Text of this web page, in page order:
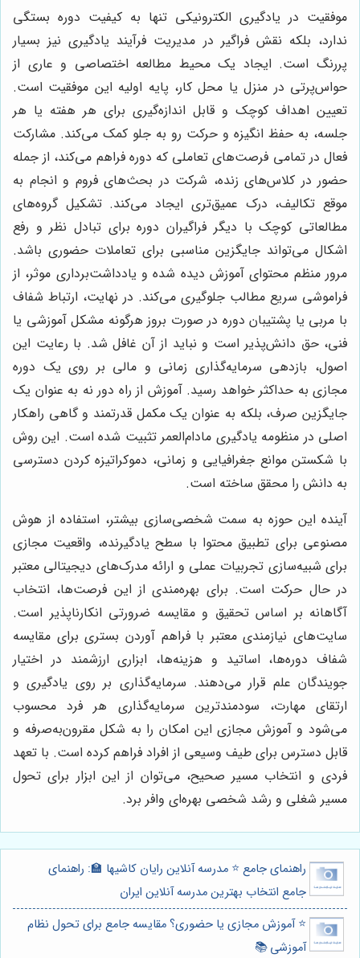
موفقیت در یادگیری الکترونیکی تنها به کیفیت دوره بستگی
ندارد، بلکه نقش فراگیر در مدیریت فرآیند یادگیری نیز بسیار
پررنگ است. ایجاد یک محیط مطالعه اختصاصی و عاری از
حواس‌پرتی در منزل یا محل کار، پایه اولیه این موفقیت است.
تعیین اهداف کوچک و قابل اندازه‌گیری برای هر هفته یا هر
جلسه، به حفظ انگیزه و حرکت رو به جلو کمک می‌کند. مشارکت
فعال در تمامی فرصت‌های تعاملی که دوره فراهم می‌کند، از جمله
حضور در کلاس‌های زنده، شرکت در بحث‌های فروم و انجام به
موقع تکالیف، درک عمیق‌تری ایجاد می‌کند. تشکیل گروه‌های
مطالعاتی کوچک با دیگر فراگیران دوره برای تبادل نظر و رفع
اشکال می‌تواند جایگزین مناسبی برای تعاملات حضوری باشد.
مرور منظم محتوای آموزش دیده شده و یادداشت‌برداری موثر، از
فراموشی سریع مطالب جلوگیری می‌کند. در نهایت، ارتباط شفاف
با مربی یا پشتیبان دوره در صورت بروز هرگونه مشکل آموزشی یا
فنی، حق دانش‌پذیر است و نباید از آن غافل شد. با رعایت این
اصول، بازدهی سرمایه‌گذاری زمانی و مالی بر روی یک دوره
مجازی به حداکثر خواهد رسید. آموزش از راه دور نه به عنوان یک
جایگزین صرف، بلکه به عنوان یک مکمل قدرتمند و گاهی راهکار
اصلی در منظومه یادگیری مادام‌العمر تثبیت شده است. این روش
با شکستن موانع جغرافیایی و زمانی، دموکراتیزه کردن دسترسی
به دانش را محقق ساخته است.
آینده این حوزه به سمت شخصی‌سازی بیشتر، استفاده از هوش
مصنوعی برای تطبیق محتوا با سطح یادگیرنده، واقعیت مجازی
برای شبیه‌سازی تجربیات عملی و ارائه مدرک‌های دیجیتالی معتبر
در حال حرکت است. برای بهره‌مندی از این فرصت‌ها، انتخاب
آگاهانه بر اساس تحقیق و مقایسه ضرورتی انکارناپذیر است.
سایت‌های نیازمندی معتبر با فراهم آوردن بستری برای مقایسه
شفاف دوره‌ها، اساتید و هزینه‌ها، ابزاری ارزشمند در اختیار
جویندگان علم قرار می‌دهند. سرمایه‌گذاری بر روی یادگیری و
ارتقای مهارت، سودمندترین سرمایه‌گذاری هر فرد محسوب
می‌شود و آموزش مجازی این امکان را به شکل مقرون‌به‌صرفه و
قابل دسترس برای طیف وسیعی از افراد فراهم کرده است. با تعهد
فردی و انتخاب مسیر صحیح، می‌توان از این ابزار برای تحول
مسیر شغلی و رشد شخصی بهره‌ای وافر برد.
راهنمای جامع ⭐️ مدرسه آنلاین رایان کاشیها 🏫: راهنمای
جامع انتخاب بهترین مدرسه آنلاین ایران
⭐️ آموزش مجازی یا حضوری؟ مقایسه جامع برای تحول نظام
آموزشی 📚